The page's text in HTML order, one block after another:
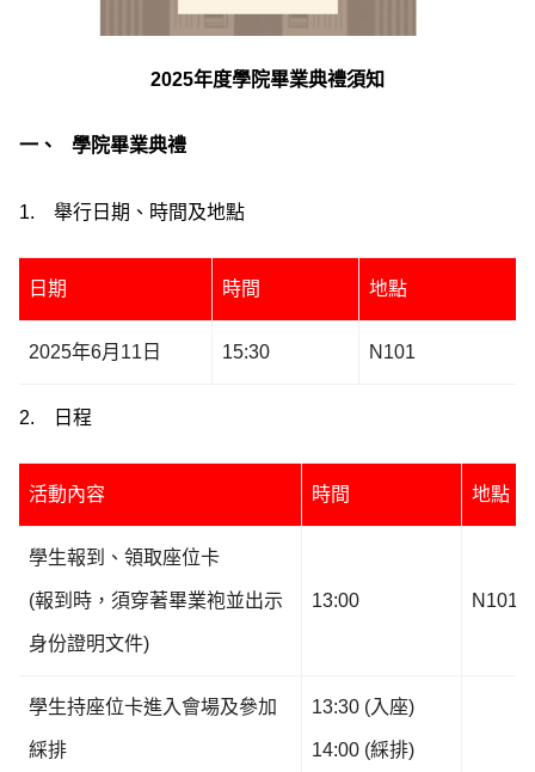
2025年度學院畢業典禮須知
一、 學院畢業典禮
1. 舉行日期、時間及地點
日期 時間 地點
2025年6月11日 15:30 N101
2. 日程
活動內容 時間 地點
學生報到、領取座位卡
(報到時，須穿著畢業袍並出示
身份證明文件)
13:00 N101
學生持座位卡進入會場及參加
綵排
13:30 (入座)
14:00 (綵排)